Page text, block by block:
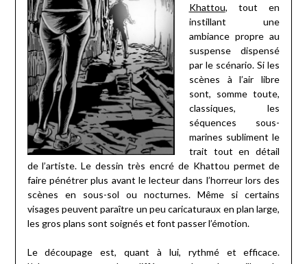
Khattou, tout en
instillant une
ambiance propre au
suspense dispensé
par le scénario. Si les
scènes à l’air libre
sont, somme toute,
classiques, les
séquences sous-
marines subliment le
trait tout en détail
de l’artiste. Le dessin très encré de Khattou permet de
faire pénétrer plus avant le lecteur dans l’horreur lors des
scènes en sous-sol ou nocturnes. Même si certains
visages peuvent paraître un peu caricaturaux en plan large,
les gros plans sont soignés et font passer l’émotion.
Le découpage est, quant à lui, rythmé et efficace.